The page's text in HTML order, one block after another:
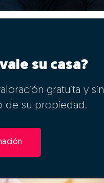
su casa?
gratuita y sin
de su propiedad.